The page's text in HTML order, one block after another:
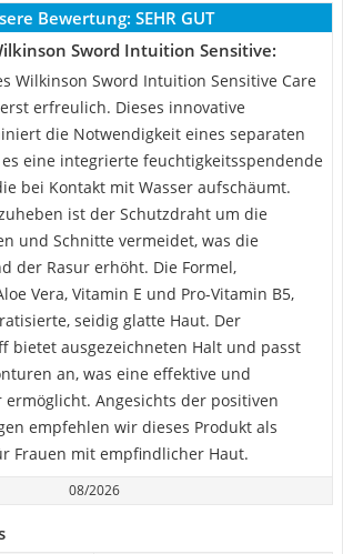
Bewertung: SEHR GUT
Sword Intuition Sensitive:
Wilkinson Sword Intuition Sensitive Care
erfreulich. Dieses innovative
die Notwendigkeit eines separaten
eine integrierte feuchtigkeitsspendende
bei Kontakt mit Wasser aufschäumt.
ist der Schutzdraht um die
und Schnitte vermeidet, was die
der Rasur erhöht. Die Formel,
Vera, Vitamin E und Pro-Vitamin B5,
seidig glatte Haut. Der
bietet ausgezeichneten Halt und passt
an, was eine effektive und
ermöglicht. Angesichts der positiven
empfehlen wir dieses Produkt als
Frauen mit empfindlicher Haut.
08/2026